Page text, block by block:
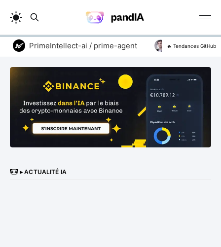
PrimeIntellect-ai / prime-agent vitali87 / code-
🔥 Tendances GitHub
▸ ACTUALITÉ IA